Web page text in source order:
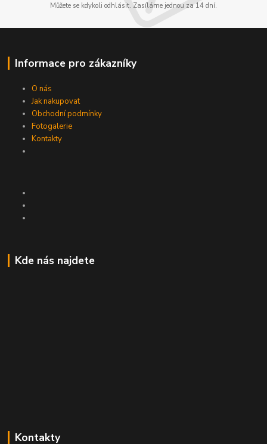
Můžete se kdykoli odhlásit. Zasíláme jednou za 14 dní.
Informace pro zákazníky
O nás
Jak nakupovat
Obchodní podmínky
Fotogalerie
Kontakty
Kde nás najdete
Kontakty